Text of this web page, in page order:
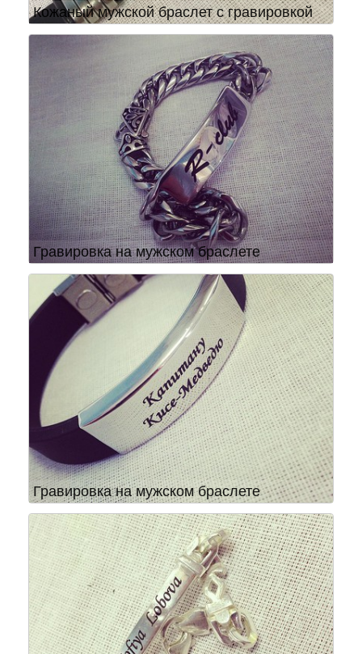
Кожаный мужской браслет с гравировкой
Гравировка на мужском браслете
Гравировка на мужском браслете